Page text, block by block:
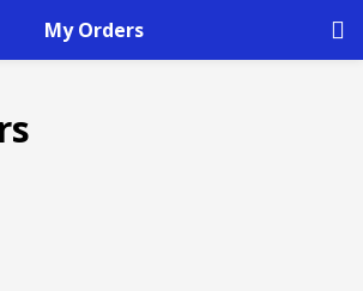
My Orders